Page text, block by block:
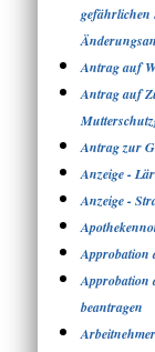
gefährlichen
Antrag auf
Antrag auf
Antrag zur
Anzeige -
Anzeige -
Approbation
Approbation
beantragen